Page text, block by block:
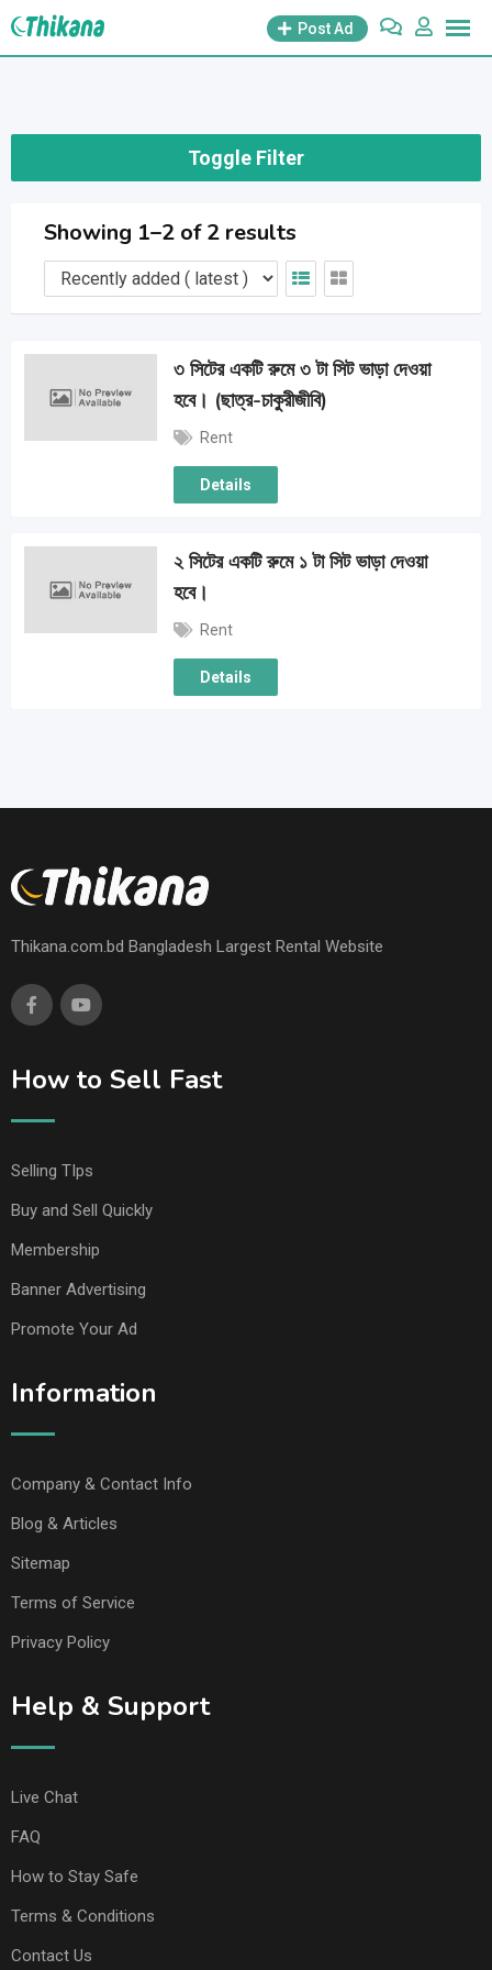
Skip
Post Ad
Toggle Filter
Showing 1–2 of 2 results
৩ সিটের একটি রুমে ৩ টা সিট ভাড়া দেওয়া
হবে। (ছাত্র-চাকুরীজীবি)
Rent
Details
২ সিটের একটি রুমে ১ টা সিট ভাড়া দেওয়া
হবে।
Rent
Details
Thikana.com.bd Bangladesh Largest Rental Website
How to Sell Fast
Selling TIps
Buy and Sell Quickly
Membership
Banner Advertising
Promote Your Ad
Information
Company & Contact Info
Blog & Articles
Sitemap
Terms of Service
Privacy Policy
Help & Support
Live Chat
FAQ
How to Stay Safe
Terms & Conditions
Contact Us